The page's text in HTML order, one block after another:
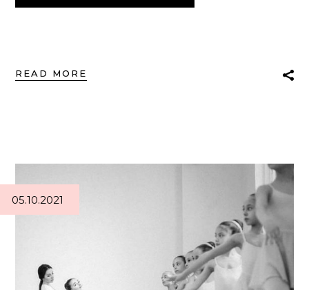
READ MORE
05.10.2021